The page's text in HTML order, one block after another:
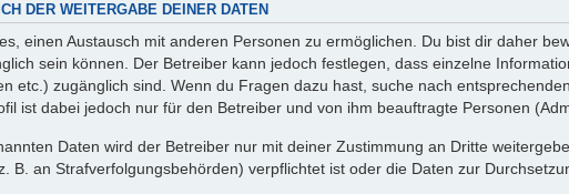
DER WEITERGABE DEINER DATEN
einen Austausch mit anderen Personen zu ermöglichen. Du bist dir daher
sein können. Der Betreiber kann jedoch festlegen, dass einzelne
etc.) zugänglich sind. Wenn du Fragen dazu hast, suche nach
ist dabei jedoch nur für den Betreiber und von ihm beauftragte Personen
Daten wird der Betreiber nur mit deiner Zustimmung an Dritte
B. an Strafverfolgungsbehörden) verpflichtet ist oder die Daten zur